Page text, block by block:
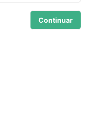
Continuar